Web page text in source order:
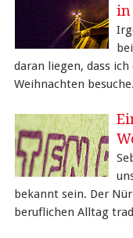
in
daran liegen, dass
Weihnachten
bekannt sein. Der
beruflichen Alltag